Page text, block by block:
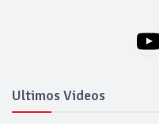
Ultimos Videos